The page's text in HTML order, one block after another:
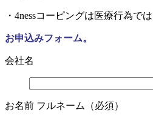
・4nessコーピングは医療行為で
お申込みフォーム。
会社名
お名前 フルネーム（必須）